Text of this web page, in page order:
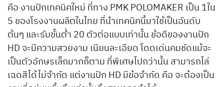
คือ งานปักเทคนิคใหม่ ที่ทาง PMK POLOMAKER เป็น 1ใน
5 ของโรงงานผลิตในไทย ที่นำเทคนิคนี้มาใช้เป็นอันดับ
ต้นๆ และรับขั้นต่ำ 20 ตัวต่อแบบเท่านั้น ข้อดีของงานปัก
HD จะมีความสวยงาม เนียนละเอียด โดดเด่นคมชัดแม้จะ
เป็นตัวอักษรเล็กมากก็ตาม ที่พิเศษไปกว่านั้น สามารถไล่
เฉดสีได้ไม่จำกัด แต่งานปัก HD มีข้อจำกัด คือ จะต้องเป็น